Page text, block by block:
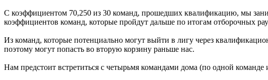
С коэффициентом 70,250 из 30 команд, прошедших квалификацию, мы
коэффициентов команд, которые пройдут дальше по итогам отборочных
Из команд, которые потенциально могут выйти в лигу через
поэтому могут попасть во вторую корзину раньше нас.
Нам предстоит встретиться с четырьмя командами дома (по одной